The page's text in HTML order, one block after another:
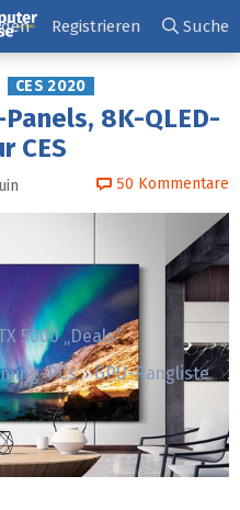
5000 „Deals“
PCs
GPU-Rangliste
Registrieren Suche
CES 2020
8K-QLED-
CES
50 Kommentare